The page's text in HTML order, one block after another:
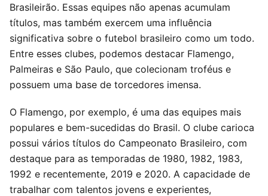
Brasileirão. Essas equipes não apenas acumulam
títulos, mas também exercem uma influência
significativa sobre o futebol brasileiro como um todo.
Entre esses clubes, podemos destacar Flamengo,
Palmeiras e São Paulo, que colecionam troféus e
possuem uma base de torcedores imensa.
O Flamengo, por exemplo, é uma das equipes mais
populares e bem-sucedidas do Brasil. O clube carioca
possui vários títulos do Campeonato Brasileiro, com
destaque para as temporadas de 1980, 1982, 1983,
1992 e recentemente, 2019 e 2020. A capacidade de
trabalhar com talentos jovens e experientes,